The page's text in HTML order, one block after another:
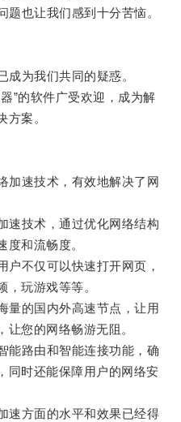
也让我们感到十分苦恼。
为我们共同的疑惑。
的软件广受欢迎，成为解
方案。
速技术，有效地解决了网
技术，通过优化网络结构
度和流畅度。
不仅可以快速打开网页，
，玩游戏等等。
的国内外高速节点，让用
让您的网络畅游无阻。
路由和智能连接功能，确
同时还能保障用户的网络安
方面的水平和效果已经得